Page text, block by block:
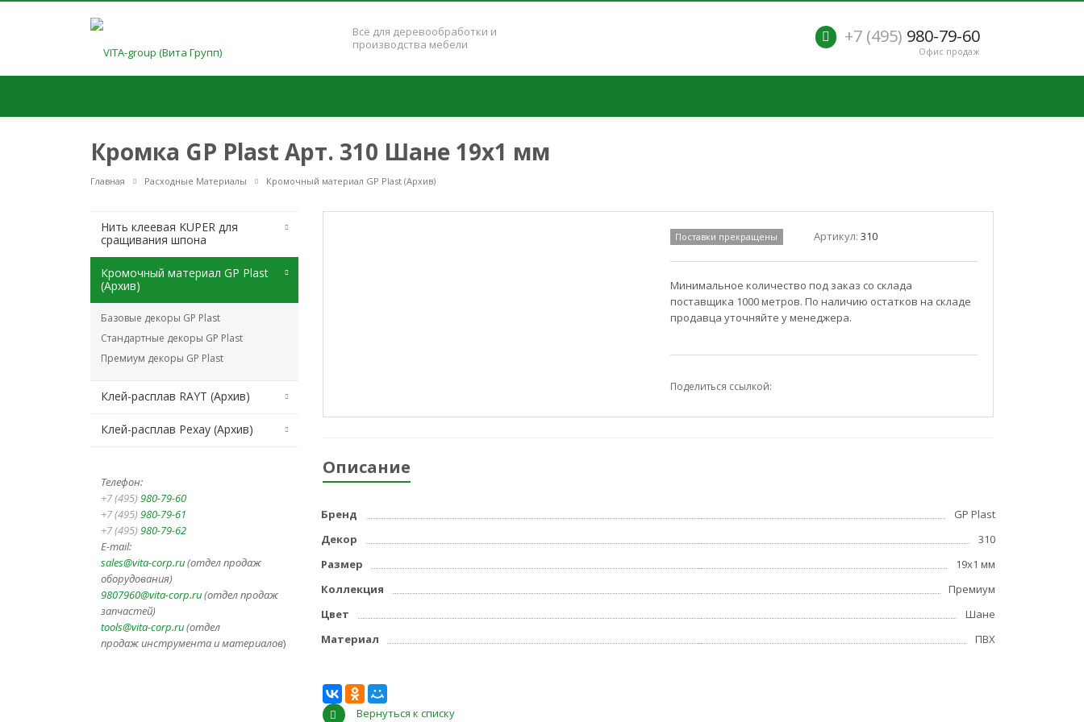
Всё для деревообработки и
производства мебели
+7 (495) 980-79-60
Офис продаж
Кромка GP Plast Арт. 310 Шане 19x1 мм
Главная Расходные Материалы Кромочный материал GP Plast (Архив)
Нить клеевая KUPER для
сращивания шпона
Кромочный материал GP Plast
(Архив)
Базовые декоры GP Plast
Стандартные декоры GP Plast
Премиум декоры GP Plast
Клей-расплав RAYT (Архив)
Клей-расплав Рехау (Архив)
Телефон:
+7 (495) 980-79-60
+7 (495) 980-79-61
+7 (495) 980-79-62
E-mail:
sales@vita-corp.ru(отдел продаж
оборудования)
9807960@vita-corp.ru(отдел продаж
запчастей)
tools@vita-corp.ru(отдел
продаж инструмента иматериалов)
Поставки прекращены Артикул: 310
Минимальное количество под заказ со склада
поставщика 1000 метров. По наличию остатков на складе
продавца уточняйте у менеджера.
Поделиться ссылкой:
Описание
Бренд
GP Plast
Декор
310
Размер
19x1 мм
Коллекция
Премиум
Цвет
Шане
Материал
ПВХ
Вернуться к списку